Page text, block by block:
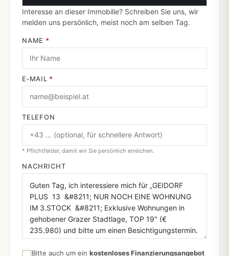
Interesse an dieser Immobilie? Schreiben Sie uns, wir
melden uns persönlich, meist noch am selben Tag.
NAME *
E‑MAIL *
TELEFON
* Pflichtfelder, damit wir Sie persönlich erreichen.
NACHRICHT
Bitte auch um ein kostenloses Finanzierungsangebot